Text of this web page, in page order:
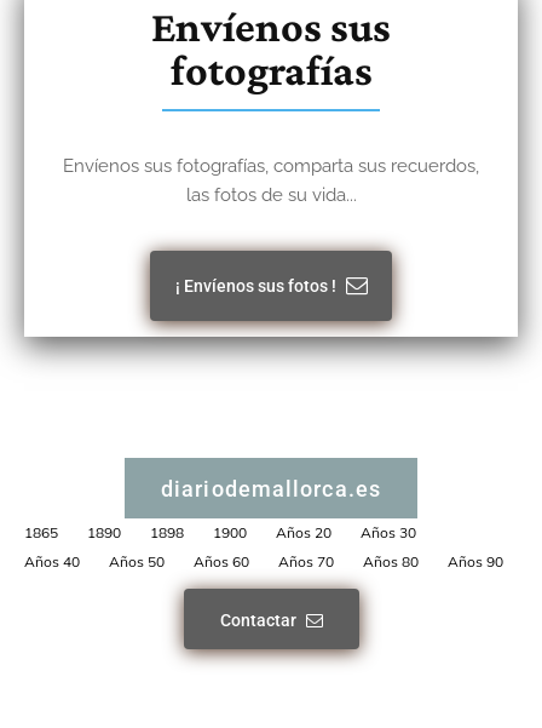
Envíenos sus
fotografías
Envíenos sus fotografías, comparta sus recuerdos,
las fotos de su vida...
¡ Envíenos sus fotos !
diariodemallorca.es
1865 1890 1898 1900 Años 20
Años 30
Años 40
Años 50 Años 60 Años 70 Años 80 Años 90
Contactar